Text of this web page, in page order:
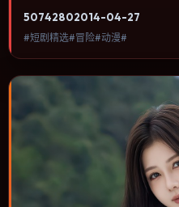
选择与情节推进，节奏与视听语
片的选择。
50742802014-04-27
#短剧精选#冒险#动漫#